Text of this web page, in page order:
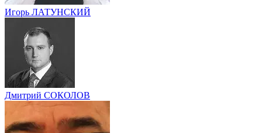
Игорь ЛАТУНСКИЙ
Дмитрий СОКОЛОВ